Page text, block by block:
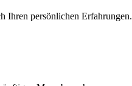
Ihren persönlichen Erfahrungen.